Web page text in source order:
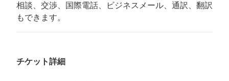
相談、交渉、国際電話、ビジネスメール、通訳、翻訳
もできます。
チケット詳細